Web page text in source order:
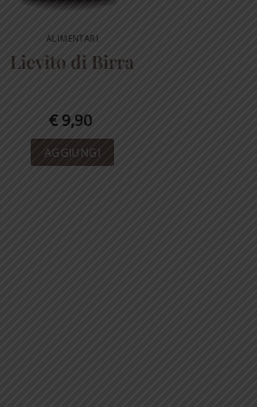
ALIMENTARI
Lievito di Birra
€9,90
AGGIUNGI